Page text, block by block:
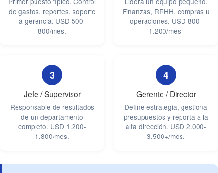
de gastos, reportes, soporte
a gerencia. USD 500-
800/mes.
Finanzas, RRHH, compras u
operaciones. USD 800-
1.200/mes.
3
Jefe / Supervisor
Responsable de resultados
de un departamento
completo. USD 1.200-
1.800/mes.
4
Gerente / Director
Define estrategia, gestiona
presupuestos y reporta a la
alta dirección. USD 2.000-
3.500+/mes.